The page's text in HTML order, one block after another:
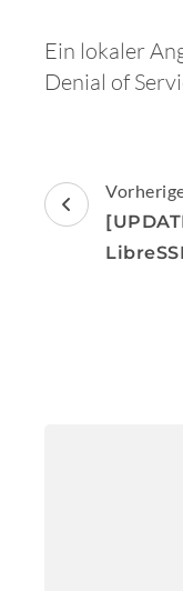
Ein lokaler
Denial of